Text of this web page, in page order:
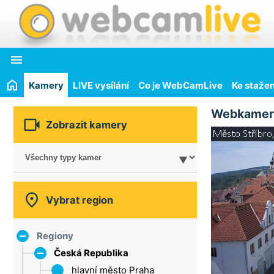

Kamery LIVE vysílání Co je WebCamLive Ke
 Zobrazit kamery
 Vybrat region
Regiony
Česká Republika
hlavní město Praha